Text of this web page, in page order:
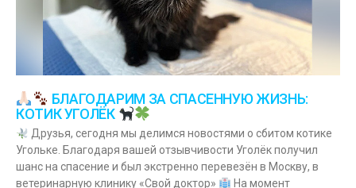
БЛАГОДАРИМ ЗА СПАСЕННУЮ ЖИЗНЬ:
КОТИК УГОЛЁК
Друзья, сегодня мы делимся новостями о сбитом котике
Угольке. Благодаря вашей отзывчивости Уголёк получил
шанс на спасение и был экстренно перевезён в Москву, в
ветеринарную клинику «Свой доктор»
На момент